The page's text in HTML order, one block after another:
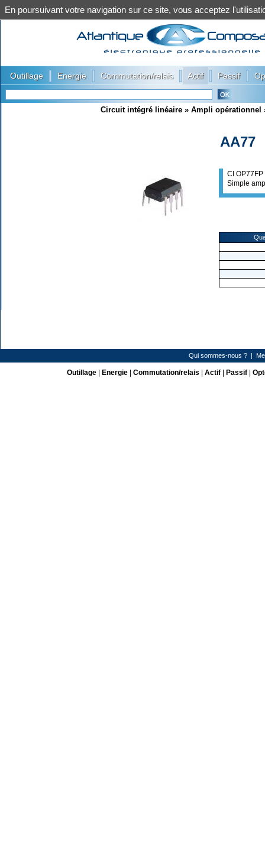
Outillage Energie Commutation/relais Actif Passif
Circuit intégré linéaire » Ampli opérationnel
AA77
CI OP77FP
Simple
Qui sommes-nous ? |
Outillage| Energie| Commutation/relais Actif| Passif|
En poursuivant votre navigation sur ce site, vous acceptez